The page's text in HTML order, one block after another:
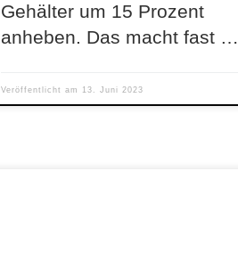
Gehälter um 15 Prozent
anheben. Das macht fast …
Veröffentlicht am 13. Juni 2023